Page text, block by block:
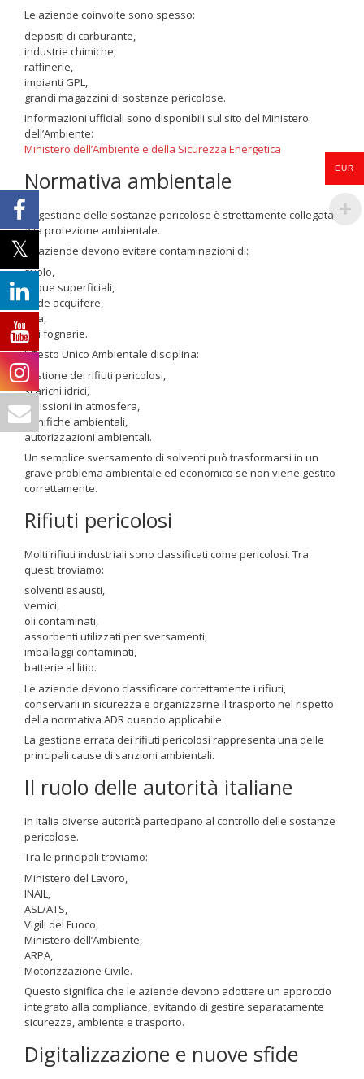
Le aziende coinvolte sono spesso:
depositi di carburante,
industrie chimiche,
raffinerie,
impianti GPL,
grandi magazzini di sostanze pericolose.
Informazioni ufficiali sono disponibili sul sito del Ministero
dell’Ambiente:
Ministero dell’Ambiente e della Sicurezza Energetica
Normativa ambientale
La gestione delle sostanze pericolose è strettamente collegata
alla protezione ambientale.
Le aziende devono evitare contaminazioni di:
suolo,
acque superficiali,
falde acquifere,
aria,
reti fognarie.
Il Testo Unico Ambientale disciplina:
gestione dei rifiuti pericolosi,
scarichi idrici,
emissioni in atmosfera,
bonifiche ambientali,
autorizzazioni ambientali.
Un semplice sversamento di solventi può trasformarsi in un
grave problema ambientale ed economico se non viene gestito
correttamente.
Rifiuti pericolosi
Molti rifiuti industriali sono classificati come pericolosi. Tra
questi troviamo:
solventi esausti,
vernici,
oli contaminati,
assorbenti utilizzati per sversamenti,
imballaggi contaminati,
batterie al litio.
Le aziende devono classificare correttamente i rifiuti,
conservarli in sicurezza e organizzarne il trasporto nel rispetto
della normativa ADR quando applicabile.
La gestione errata dei rifiuti pericolosi rappresenta una delle
principali cause di sanzioni ambientali.
Il ruolo delle autorità italiane
In Italia diverse autorità partecipano al controllo delle sostanze
pericolose.
Tra le principali troviamo:
Ministero del Lavoro,
INAIL,
ASL/ATS,
Vigili del Fuoco,
Ministero dell’Ambiente,
ARPA,
Motorizzazione Civile.
Questo significa che le aziende devono adottare un approccio
integrato alla compliance, evitando di gestire separatamente
sicurezza, ambiente e trasporto.
Digitalizzazione e nuove sfide
EUR